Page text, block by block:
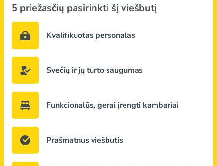
5 priežasčių pasirinkti šį viešbutį
Kvalifikuotas personalas
Svečių ir jų turto saugumas
Funkcionalūs, gerai įrengti kambariai
Prašmatnus viešbutis